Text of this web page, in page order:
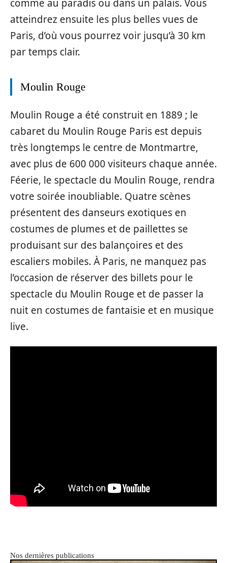
comme au paradis ou dans un palais. Vous
atteindrez ensuite les plus belles vues de
Paris, d’où vous pourrez voir jusqu’à 30 km
par temps clair.
Moulin Rouge
Moulin Rouge a été construit en 1889 ; le
cabaret du Moulin Rouge Paris est depuis
très longtemps le centre de Montmartre,
avec plus de 600 000 visiteurs chaque année.
Féerie, le spectacle du Moulin Rouge, rendra
votre soirée inoubliable. Quatre scènes
présentent des danseurs exotiques en
costumes de plumes et de paillettes se
produisant sur des balançoires et des
escaliers mobiles. À Paris, ne manquez pas
l’occasion de réserver des billets pour le
spectacle du Moulin Rouge et de passer la
nuit en costumes de fantaisie et en musique
live.
Nos dernières publications